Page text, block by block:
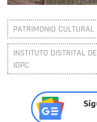
PATRIMONIO CULTURAL
INSTITUTO DISTRITAL
IDPC